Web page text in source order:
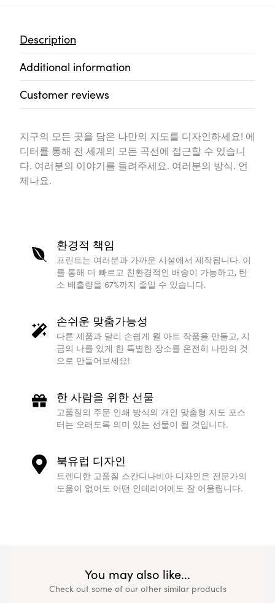
Description
Additional information
Customer reviews
지구의 모든 곳을 담은 나만의 지도를 디자인하세요! 에
디터를 통해 전 세계의 모든 곡선에 접근할 수 있습니
다. 여러분의 이야기를 들려주세요. 여러분의 방식. 언
제나요.
환경적 책임
프린트는 여러분과 가까운 시설에서 제작됩니다. 이
를 통해 더 빠르고 친환경적인 배송이 가능하고, 탄
소 배출량을 67%까지 줄일 수 있습니다.
손쉬운 맞춤가능성
다른 제품과 달리 손쉽게 월 아트 작품을 만들고, 지
금의 나를 있게 한 특별한 장소를 온전히 나만의 것
으로 만들어보세요!
한 사람을 위한 선물
고품질의 주문 인쇄 방식의 개인 맞춤형 지도 포스
터는 오래도록 의미 있는 선물이 될 것입니다.
북유럽 디자인
트렌디한 고품질 스칸디나비아 디자인은 전문가의
도움이 없어도 어떤 인테리어에도 잘 어울립니다.
You may also like...
Check out some of our other similar products